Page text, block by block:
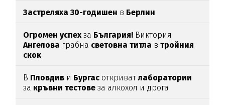
Застреляха 30-годишен в Берлин
Огромен успехза България! Виктория
Ангелова грабна световна титла в тройния
скок
В Пловдив и Бургас откриватлаборатории
за кръвни тестовеза алкохол и дрога